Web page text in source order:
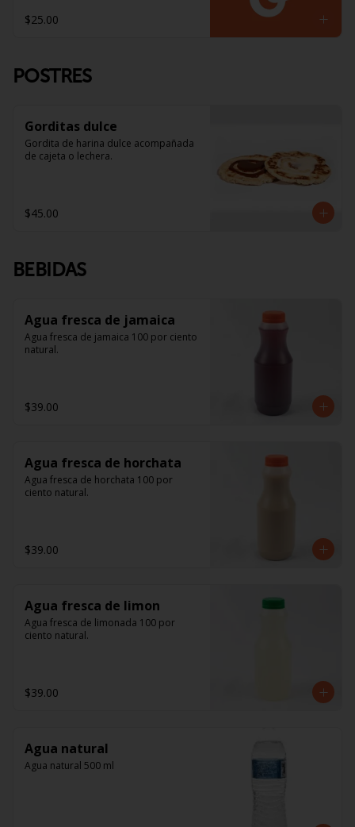
$25.00
POSTRES
Gorditas dulce
Gordita de harina dulce acompañada
de cajeta o lechera.
$45.00
BEBIDAS
Agua fresca de jamaica
Agua fresca de jamaica 100 por ciento
natural.
$39.00
Agua fresca de horchata
Agua fresca de horchata 100 por
ciento natural.
$39.00
Agua fresca de limon
Agua fresca de limonada 100 por
ciento natural.
$39.00
Agua natural
Agua natural 500 ml